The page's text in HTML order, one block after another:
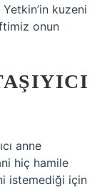
kuzeni
onun
anne
hiç hamile
istemediği için